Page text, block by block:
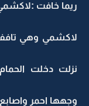
ريما خافت
لاكشمي وهي تافف
نزلت دخلت
وجهها احمر